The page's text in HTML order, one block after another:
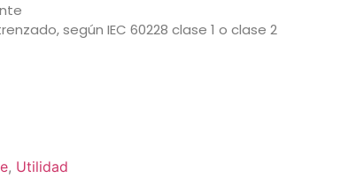
según IEC 60228 clase 1 o clase 2
, Utilidad